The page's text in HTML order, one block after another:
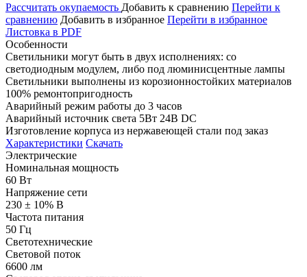
Рассчитать окупаемость Добавить к сравнению Перейти к
сравнению Добавить в избранное Перейти в избранное
Листовка в PDF
Особенности
Светильники могут быть в двух исполнениях: со
светодиодным модулем, либо под люминисцентные лампы
Светильники выполнены из корозионностойких материалов
100% ремонтопригодность
Аварийный режим работы до 3 часов
Аварийный источник света 5Вт 24В DC
Изготовление корпуса из нержавеющей стали под заказ
Характеристики Скачать
Электрические
Номинальная мощность
60 Вт
Напряжение сети
230 ± 10% В
Частота питания
50 Гц
Светотехнические
Световой поток
6600 лм